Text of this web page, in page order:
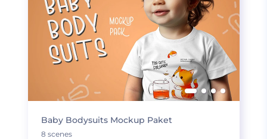
Baby Bodysuits Mockup Paket
8 scenes